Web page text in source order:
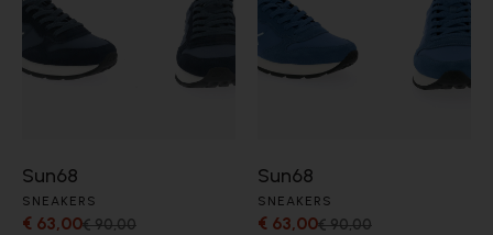
Sun68
SNEAKERS
€ 63,00€ 90,00
Sun68
SNEAKERS
€ 63,00€ 90,00